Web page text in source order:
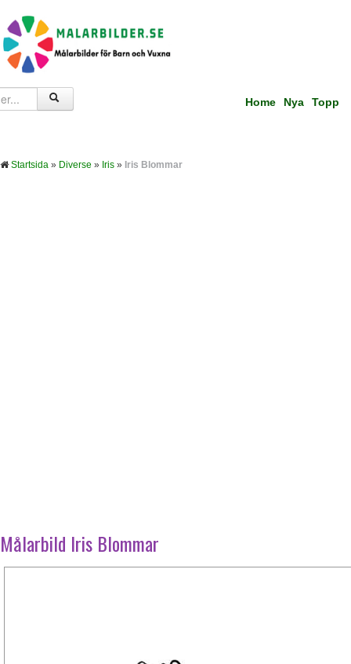
Home Nya Topp
Startsida » Diverse » Iris » Iris Blommar
Målarbild Iris Blommar